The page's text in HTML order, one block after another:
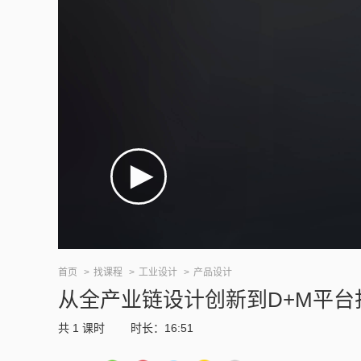
首页 找课程 工业设计 产品设计
从全产业链设计创新到D+M平台
共 1 课时 时长：16:51